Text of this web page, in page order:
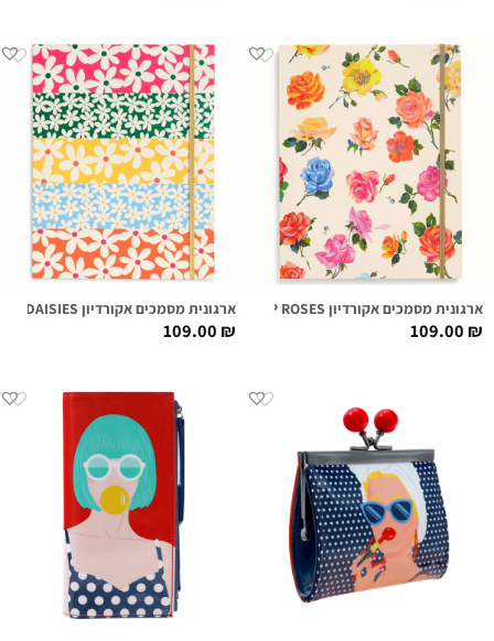
ארגונית מסמכים אקורדיון COMING UP ROSES
109.00₪
ארגונית מסמכים אקורדיון DAISIES
109.00₪